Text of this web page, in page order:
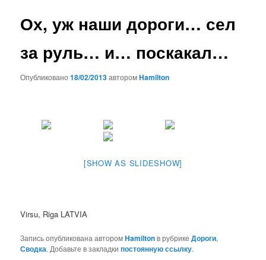
Ох, уж наши дороги… сел
за руль… и… поскакал…
Опубликовано18/02/2013авторомHamilton
[SHOW AS SLIDESHOW]
Virsu, Riga LATVIA
Запись опубликована авторомHamiltonв рубрикеДороги,
Сводка. Добавьте в закладкипостоянную ссылку.